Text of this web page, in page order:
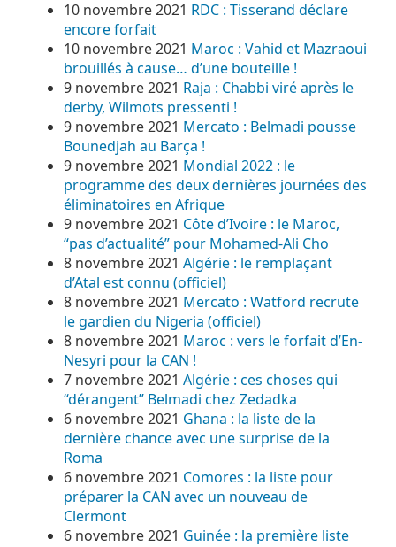
10 novembre 2021 RDC : Tisserand déclare
encore forfait
10 novembre 2021 Maroc : Vahid et Mazraoui
brouillés à cause… d’une bouteille !
9 novembre 2021 Raja : Chabbi viré après le
derby, Wilmots pressenti !
9 novembre 2021 Mercato : Belmadi pousse
Bounedjah au Barça !
9 novembre 2021 Mondial 2022 : le
programme des deux dernières journées des
éliminatoires en Afrique
9 novembre 2021 Côte d’Ivoire : le Maroc,
“pas d’actualité” pour Mohamed-Ali Cho
8 novembre 2021 Algérie : le remplaçant
d’Atal est connu (officiel)
8 novembre 2021 Mercato : Watford recrute
le gardien du Nigeria (officiel)
8 novembre 2021 Maroc : vers le forfait d’En-
Nesyri pour la CAN !
7 novembre 2021 Algérie : ces choses qui
“dérangent” Belmadi chez Zedadka
6 novembre 2021 Ghana : la liste de la
dernière chance avec une surprise de la
Roma
6 novembre 2021 Comores : la liste pour
préparer la CAN avec un nouveau de
Clermont
6 novembre 2021 Guinée : la première liste